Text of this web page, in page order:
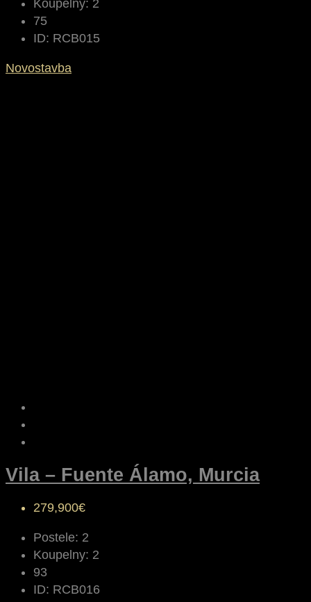
Koupelny: 2
75
ID: RCB015
Novostavba
Vila – Fuente Álamo, Murcia
279,900€
Postele: 2
Koupelny: 2
93
ID: RCB016